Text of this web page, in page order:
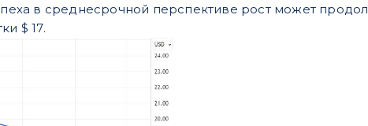
в среднесрочной перспективе рост может
$ 17.